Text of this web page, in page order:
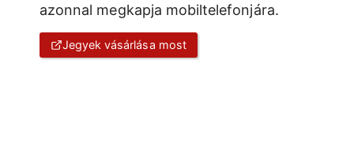
azonnal megkapja mobiltelefonjára.
Jegyek vásárlása most